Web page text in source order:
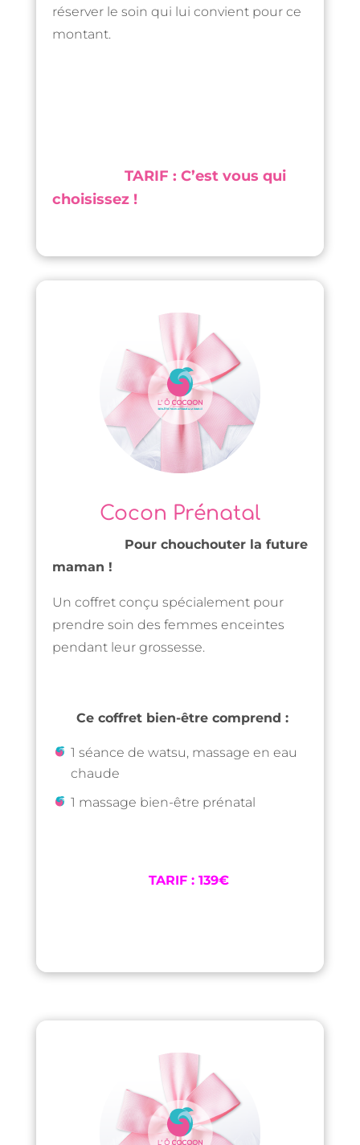
réserver le soin qui lui convient pour ce
montant.
TARIF : C’est vous qui
choisissez !
Cocon Prénatal
Pour chouchouter la future
maman !
Un coffret conçu spécialement pour
prendre soin des femmes enceintes
pendant leur grossesse.
Ce coffret bien-être comprend :
1 séance de watsu, massage en eau
chaude
1 massage bien-être prénatal
TARIF : 139€